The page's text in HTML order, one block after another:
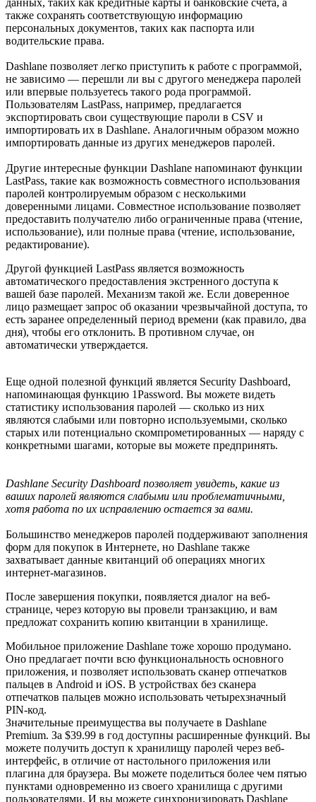
данных, таких как кредитные карты и банковские счета, а
также сохранять соответствующую информацию
персональных документов, таких как паспорта или
водительские права.
Dashlane позволяет легко приступить к работе с программой,
не зависимо — перешли ли вы с другого менеджера паролей
или впервые пользуетесь такого рода программой.
Пользователям LastPass, например, предлагается
экспортировать свои существующие пароли в CSV и
импортировать их в Dashlane. Аналогичным образом можно
импортировать данные из других менеджеров паролей.
Другие интересные функции Dashlane напоминают функции
LastPass, такие как возможность совместного использования
паролей контролируемым образом с несколькими
доверенными лицами. Совместное использование позволяет
предоставить получателю либо ограниченные права (чтение,
использование), или полные права (чтение, использование,
редактирование).
Другой функцией LastPass является возможность
автоматического предоставления экстренного доступа к
вашей базе паролей. Механизм такой же. Если доверенное
лицо размещает запрос об оказании чрезвычайной доступа, то
есть заранее определенный период времени (как правило, два
дня), чтобы его отклонить. В противном случае, он
автоматически утверждается.
Еще одной полезной функций является Security Dashboard,
напоминающая функцию 1Password. Вы можете видеть
статистику использования паролей — сколько из них
являются слабыми или повторно используемыми, сколько
старых или потенциально скомпрометированных — наряду с
конкретными шагами, которые вы можете предпринять.
Dashlane Security Dashboard позволяет увидеть, какие из
ваших паролей являются слабыми или проблематичными,
хотя работа по их исправлению остается за вами.
Большинство менеджеров паролей поддерживают заполнения
форм для покупок в Интернете, но Dashlane также
захватывает данные квитанций об операциях многих
интернет-магазинов.
После завершения покупки, появляется диалог на веб-
странице, через которую вы провели транзакцию, и вам
предложат сохранить копию квитанции в хранилище.
Мобильное приложение Dashlane тоже хорошо продумано.
Оно предлагает почти всю функциональность основного
приложения, и позволяет использовать сканер отпечатков
пальцев в Android и iOS. В устройствах без сканера
отпечатков пальцев можно использовать четырехзначный
PIN-код.
Значительные преимущества вы получаете в Dashlane
Premium. За $39.99 в год доступны расширенные функций. Вы
можете получить доступ к хранилищу паролей через веб-
интерфейс, в отличие от настольного приложения или
плагина для браузера. Вы можете поделиться более чем пятью
пунктами одновременно из своего хранилища с другими
пользователями. И вы можете синхронизировать Dashlane